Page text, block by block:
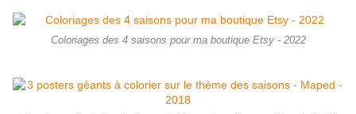
Coloriages des 4 saisons pour ma boutique Etsy - 2022